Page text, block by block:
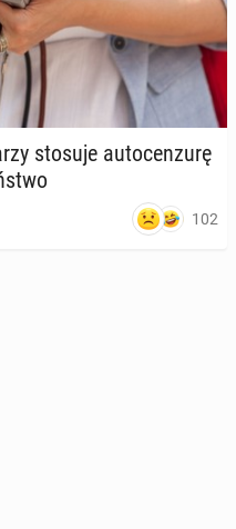
stosuje au­to­cen­zu­rę
102